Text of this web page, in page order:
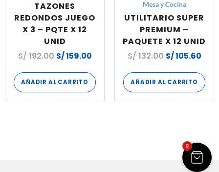
TAZONES
REDONDOS JUEGO
X 3 – PQTE X 12
UNID
S/192.00 S/159.00
AÑADIR AL CARRITO
Mesa y Cocina
UTILITARIO SUPER
PREMIUM –
PAQUETE X 12 UNID
S/132.00 S/105.60
AÑADIR AL CARRITO
0